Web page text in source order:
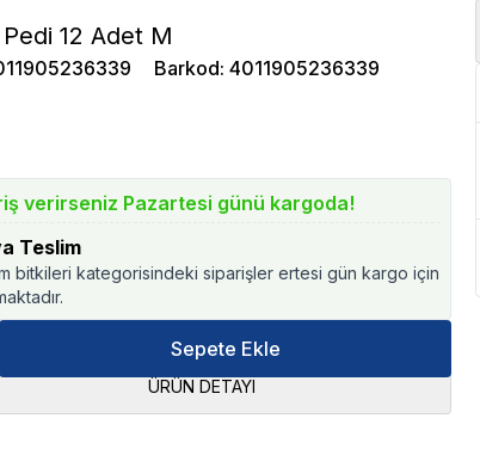
12 Adet M
Barkod:4011905236339
verirseniz Pazartesi günü kargoda!
Teslim
bitkileri kategorisindeki siparişler ertesi gün kargo için
Sepete Ekle
ÜRÜN DETAYI